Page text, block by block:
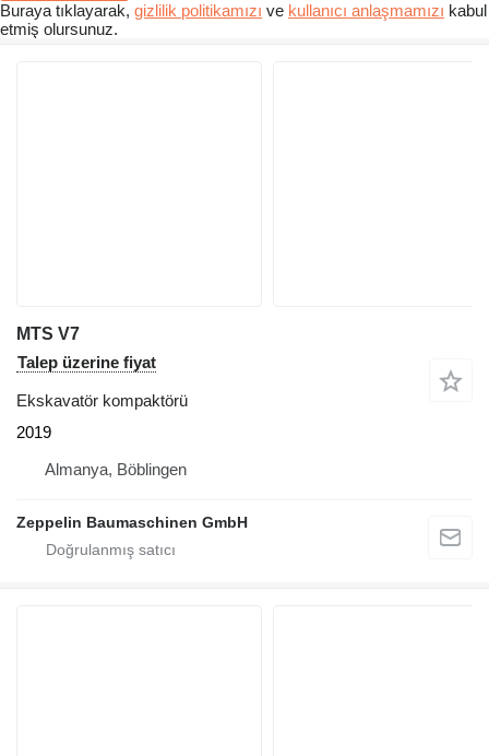
Buraya tıklayarak, gizlilik politikamızı ve kullanıcı anlaşmamızı kabul
etmiş olursunuz.
MTS V7
Talep üzerine fiyat
Ekskavatör kompaktörü
2019
Almanya, Böblingen
Zeppelin Baumaschinen GmbH